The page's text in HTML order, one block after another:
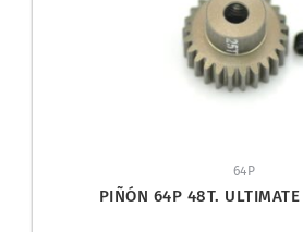
64P
PIÑÓN 64P 48T.